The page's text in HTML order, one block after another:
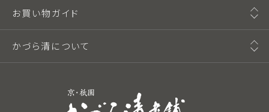
お買い物ガイド
かづら清について